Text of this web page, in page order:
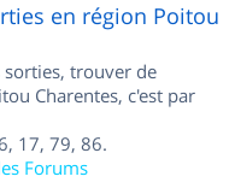
en région Poitou
sorties, trouver de
Charentes, c'est par
17, 79, 86.
Forums